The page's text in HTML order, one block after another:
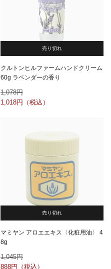
売り切れ
クルトンヒルファームハンドクリーム
60g ラベンダーの香り
1,078
1,018
売り切れ
マミヤン アロエエキス〈化粧用油〉 4
8g
1,045
888